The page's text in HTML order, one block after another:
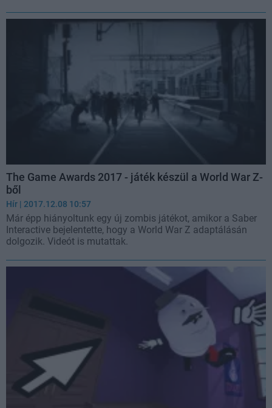
The Game Awards 2017 - játék készül a World War Z-
ből
Hír | 2017.12.08 10:57
Már épp hiányoltunk egy új zombis játékot, amikor a Saber
Interactive bejelentette, hogy a World War Z adaptálásán
dolgozik. Videót is mutattak.